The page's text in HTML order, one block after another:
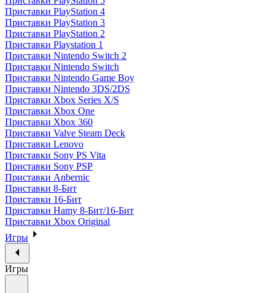
Приставки PlayStation 4
Приставки PlayStation 3
Приставки PlayStation 2
Приставки Playstation 1
Приставки Nintendo Switch 2
Приставки Nintendo Switch
Приставки Nintendo Game Boy
Приставки Nintendo 3DS/2DS
Приставки Xbox Series X/S
Приставки Xbox One
Приставки Xbox 360
Приставки Valve Steam Deck
Приставки Lenovo
Приставки Sony PS Vita
Приставки Sony PSP
Приставки Anbernic
Приставки 8-Бит
Приставки 16-Бит
Приставки Hamy 8-Бит/16-Бит
Приставки Xbox Original
Игры
Игры